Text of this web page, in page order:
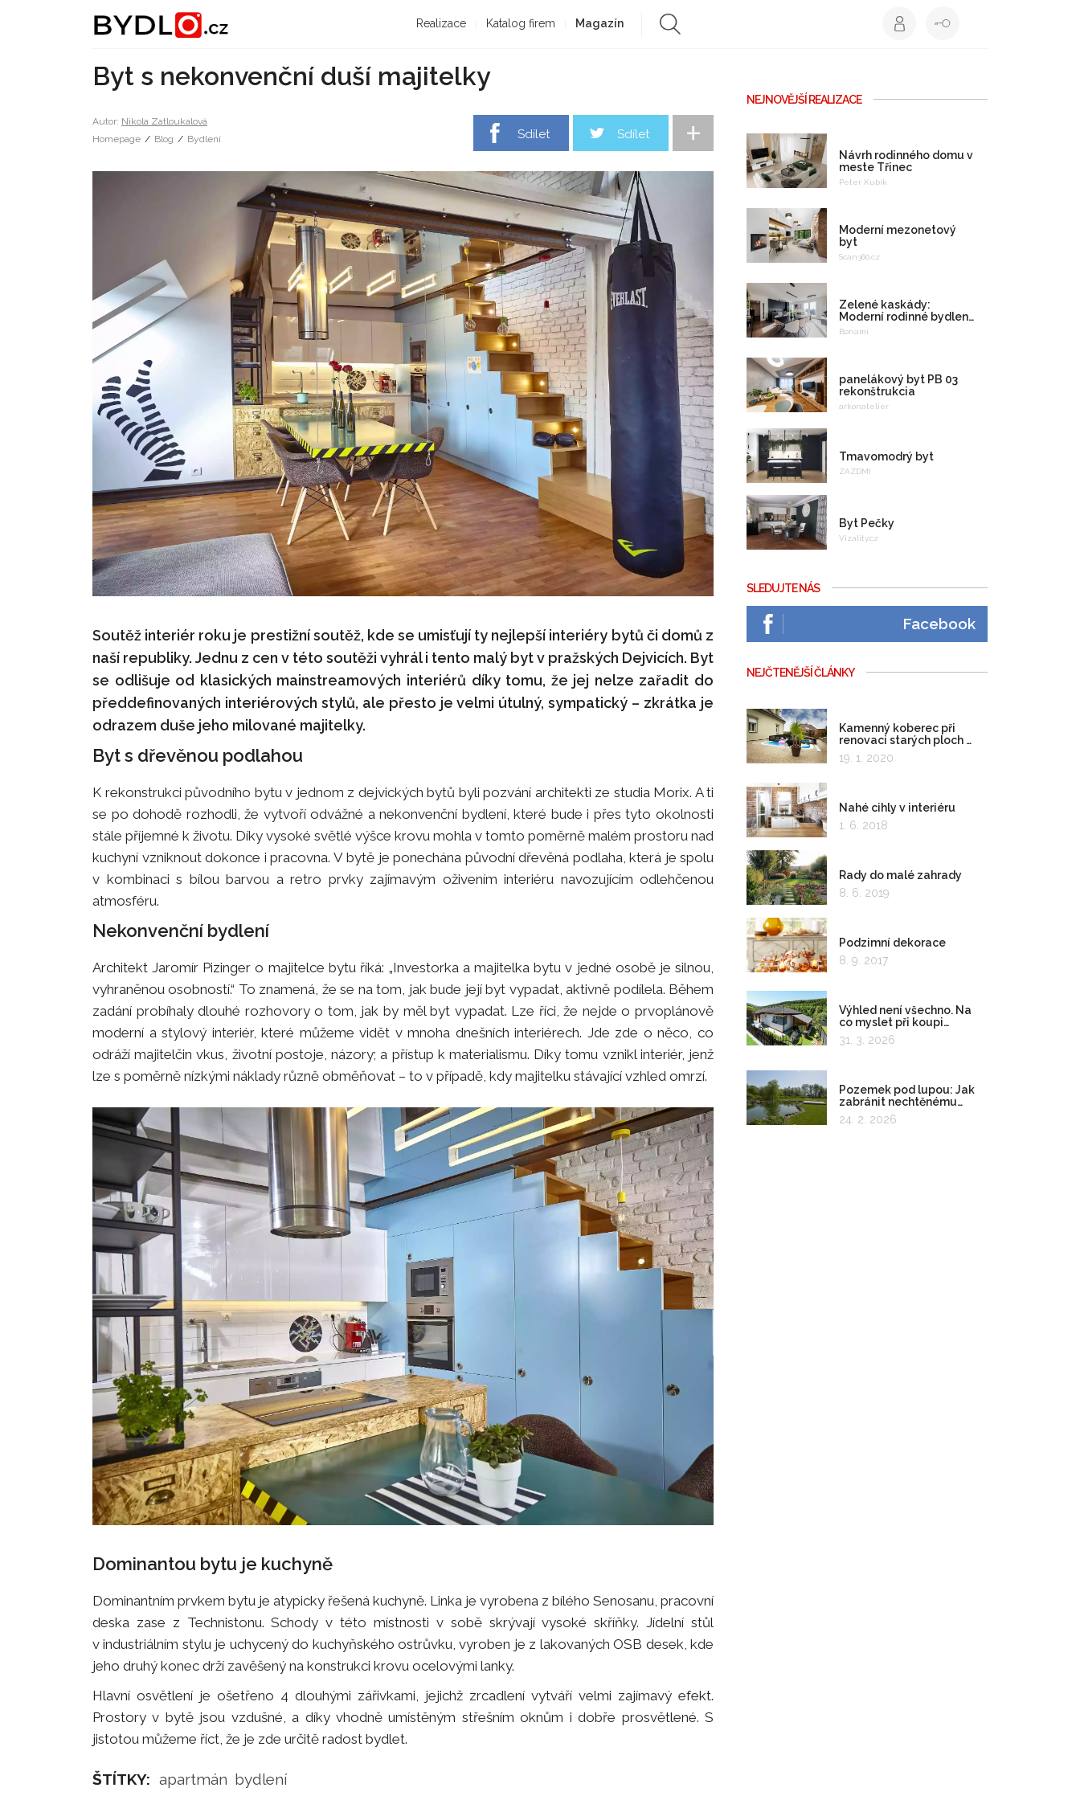
Realizace Katalog firem Magazín
Byt s nekonvenční duší majitelky
Autor: Nikola Zatloukalová
Homepage / Blog / Bydlení Sdílet Sdílet +
Soutěž interiér roku je prestižní soutěž, kde se umisťují ty nejlepší interiéry bytů či domů z
naší republiky. Jednu z cen v této soutěži vyhrál i tento malý byt v pražských Dejvicích. Byt
se odlišuje od klasických mainstreamových interiérů díky tomu, že jej nelze zařadit do
předdefinovaných interiérových stylů, ale přesto je velmi útulný, sympatický – zkrátka je
odrazem duše jeho milované majitelky.
Byt s dřevěnou podlahou
K rekonstrukci původního bytu v jednom z dejvických bytů byli pozvání architekti ze studia Morix. A ti
se po dohodě rozhodli, že vytvoří odvážné a nekonvenční bydlení, které bude i přes tyto okolnosti
stále příjemné k životu. Díky vysoké světlé výšce krovu mohla v tomto poměrně malém prostoru nad
kuchyní vzniknout dokonce i pracovna. V bytě je ponechána původní dřevěná podlaha, která je spolu
v kombinaci s bílou barvou a retro prvky zajímavým oživením interiéru navozujícím odlehčenou
atmosféru.
Nekonvenční bydlení
Architekt Jaromír Pizinger o majitelce bytu říká: „Investorka a majitelka bytu v jedné osobě je silnou,
vyhraněnou osobností.“ To znamená, že se na tom, jak bude její byt vypadat, aktivně podílela. Během
zadání probíhaly dlouhé rozhovory o tom, jak by měl byt vypadat. Lze říci, že nejde o prvoplánově
moderní a stylový interiér, které můžeme vidět v mnoha dnešních interiérech. Jde zde o něco, co
odráží majitelčin vkus, životní postoje, názory; a přístup k materialismu. Díky tomu vznikl interiér, jenž
lze s poměrně nízkými náklady různě obměňovat – to v případě, kdy majitelku stávající vzhled omrzí.
Dominantou bytu je kuchyně
Dominantním prvkem bytu je atypicky řešená kuchyně. Linka je vyrobena z bílého Senosanu, pracovní
deska zase z Technistonu. Schody v této místnosti v sobě skrývají vysoké skříňky. Jídelní stůl
v industriálním stylu je uchycený do kuchyňského ostrůvku, vyroben je z lakovaných OSB desek, kde
jeho druhý konec drží zavěšený na konstrukci krovu ocelovými lanky.
Hlavní osvětlení je ošetřeno 4 dlouhými zářivkami, jejichž zrcadlení vytváří velmi zajímavý efekt.
Prostory v bytě jsou vzdušné, a díky vhodně umístěným střešním oknům i dobře prosvětlené. S
jistotou můžeme říct, že je zde určitě radost bydlet.
ŠTÍTKY: apartmán bydlení
NEJNOVĚJŠÍ REALIZACE
Návrh rodinného domu v
meste Třinec
Peter Kubík
Moderní mezonetový
byt
Scan360.cz
Zelené kaskády:
Moderní rodinné bydlení
na celý život
Bonami
panelákový byt PB 03
rekonštrukcia
arkonatelier
Tmavomodrý byt
ZAZDMI
Byt Pečky
Vizality.cz
SLEDUJTE NÁS
Facebook
NEJČTENĚJŠÍ ČLÁNKY
Kamenný koberec při
renovaci starých ploch a
kolem bazénu
19. 1. 2020
Nahé cihly v interiéru
1. 6. 2018
Rady do malé zahrady
8. 6. 2019
Podzimní dekorace
8. 9. 2017
Výhled není všechno. Na
co myslet při koupi
pozemku?
31. 3. 2026
Pozemek pod lupou: Jak
zabránit nechtěnému
zadržování vody
24. 2. 2026